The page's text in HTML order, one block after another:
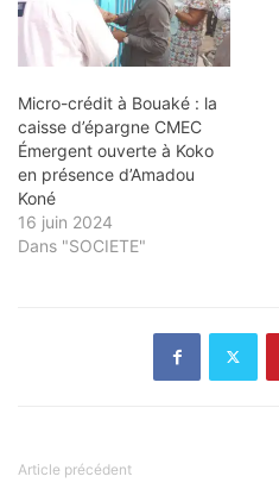
Micro-crédit à Bouaké : la
caisse d’épargne CMEC
Émergent ouverte à Koko
en présence d’Amadou
Koné
16 juin 2024
Dans "SOCIETE"
Article précédent